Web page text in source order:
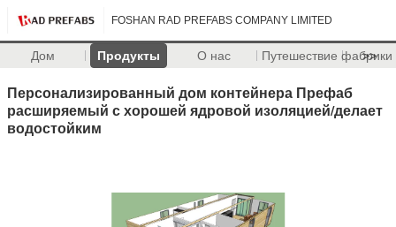
FOSHAN RAD PREFABS COMPANY LIMITED
Дом Продукты О нас Путешествие фабрики
>>
Персонализированный дом контейнера Префаб
расширяемый с хорошей ядровой изоляцией/делает
водостойким